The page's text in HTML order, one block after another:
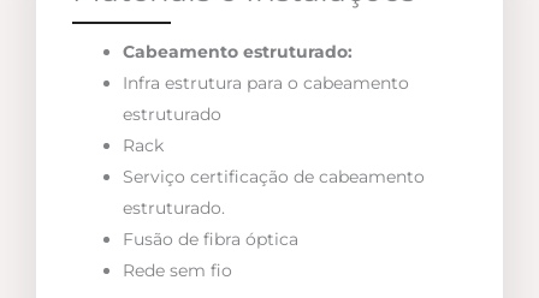
Cabeamento estruturado:
Infra estrutura para o cabeamento
estruturado
Rack
Serviço certificação de cabeamento
estruturado.
Fusão de fibra óptica
Rede sem fio